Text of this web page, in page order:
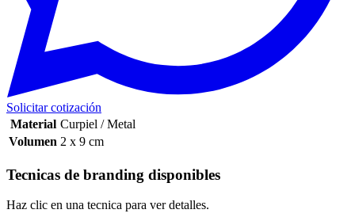
Solicitar cotización
Material Curpiel / Metal
Volumen 2 x 9 cm
Tecnicas de branding disponibles
Haz clic en una tecnica para ver detalles.